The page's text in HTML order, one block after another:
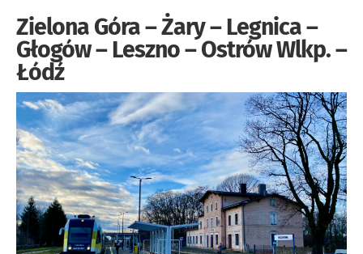
Zielona Góra – Żary – Legnica –
Głogów – Leszno – Ostrów Wlkp. –
Łódź